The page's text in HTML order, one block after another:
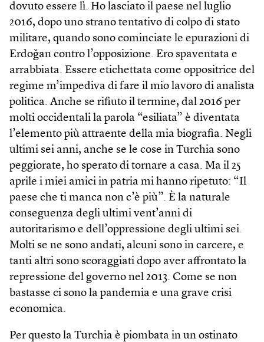
dovuto essere lì. Ho lasciato il paese nel luglio
2016, dopo uno strano tentativo di colpo di stato
militare, quando sono cominciate le epurazioni di
Erdoğan contro l’opposizione. Ero spaventata e
arrabbiata. Essere etichettata come oppositrice del
regime m’impediva di fare il mio lavoro di analista
politica. Anche se rifiuto il termine, dal 2016 per
molti occidentali la parola “esiliata” è diventata
l’elemento più attraente della mia biografia. Negli
ultimi sei anni, anche se le cose in Turchia sono
peggiorate, ho sperato di tornare a casa. Ma il 25
aprile i miei amici in patria mi hanno ripetuto: “Il
paese che ti manca non c’è più”. È la naturale
conseguenza degli ultimi vent’anni di
autoritarismo e dell’oppressione degli ultimi sei.
Molti se ne sono andati, alcuni sono in carcere, e
tanti altri sono scoraggiati dopo aver affrontato la
repressione del governo nel 2013. Come se non
bastasse ci sono la pandemia e una grave crisi
economica.
Per questo la Turchia è piombata in un ostinato